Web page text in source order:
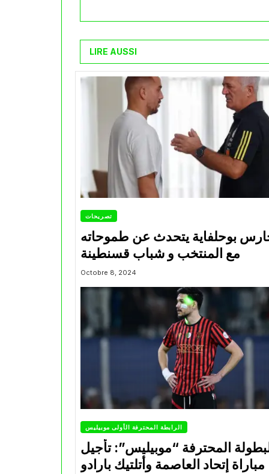
LIRE AUSSI
تصريحات
بوحلفاية يتحدث عن طموحاته
مع المنتخب و شباب قسنطينة
Octobre 8, 2024
الرابطة المحترفة الأولى موبيليس
المحترفة “موبيليس”: تأجيل
مباراة إتحاد العاصمة وأتلتيك بارادو